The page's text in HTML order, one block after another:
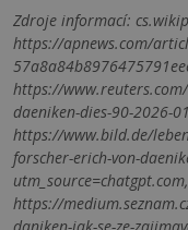
Zdroje informací:
https://apnews.com/
https://
daeniken-dies-90-2026-
https://www.bild.de/
forscher-erich-von-
utm_source=chatgpt.com,
https://